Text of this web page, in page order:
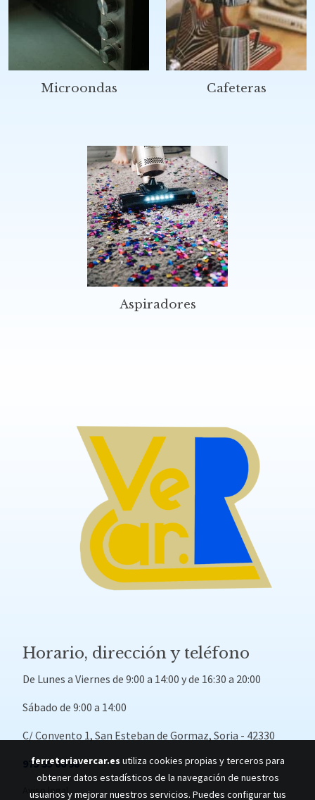
Microondas Cafeteras
Aspiradores
Horario, dirección y teléfono
De Lunes a Viernes de 9:00 a 14:00 y de 16:30 a 20:00
Sábado de 9:00 a 14:00
C/ Convento 1, San Esteban de Gormaz, Soria - 42330
975 35 06 98
Aviso legal
ferreteriavercar.es utiliza cookies propias y terceros para
obtener datos estadísticos de la navegación de nuestros
usuarios y mejorar nuestros servicios. Puedes configurar tus